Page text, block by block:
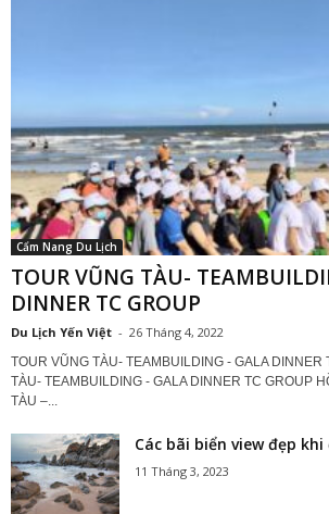
Cẩm Nang Du Lịch
TOUR VŨNG TÀU-
DINNER TC GROUP
Du Lịch Yến Việt - 26 Tháng 4, 2022
TOUR VŨNG TÀU- TEAMBUILDING - GALA DINNER
TÀU- TEAMBUILDING - GALA DINNER TC GROUP
TÀU –...
Các bãi biển view đẹp
11 Tháng 3, 2023